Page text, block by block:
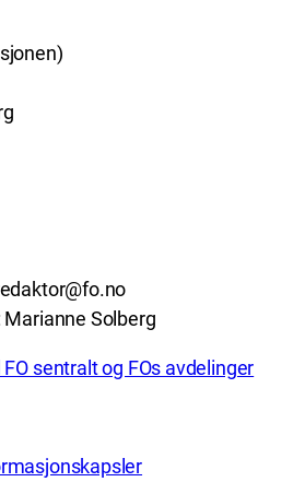
Solberg
sentralt og FOs avdelinger